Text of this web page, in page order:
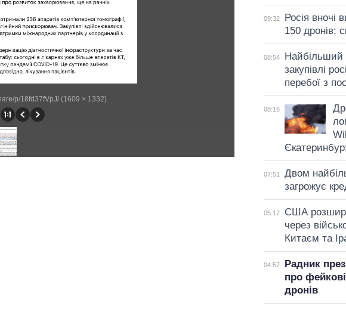
p/18fd37fVpJ/ (1609 × 1332)
09:32
Росія вночі
150 дронів:
08:54
закупівлі
перебої з
08:16
07:51
Двом
загрожує
05:17
США
через
Китаєм та
04:57
Радник
про
дронів